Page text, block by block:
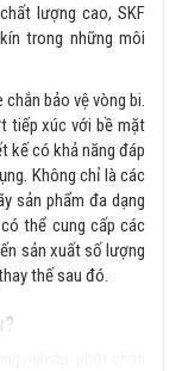
lượng cao, SKF
trong những môi
bảo vệ vòng bi.
tiếp xúc với bề mặt
kế có khả năng đáp
Không chỉ là các
sản phẩm đa dạng
thể cung cấp các
sản xuất số lượng
thế sau đó.
nghiệp, phớt chặn